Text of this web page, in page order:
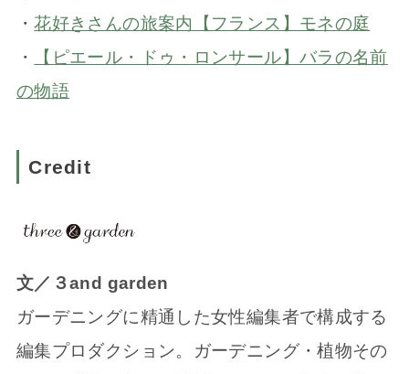
・花好きさんの旅案内【フランス】モネの庭
・
【ピエール・ドゥ・ロンサール】バラの名前
の物語
Credit
文／３and garden
ガーデニングに精通した女性編集者で構成する
編集プロダクション。ガーデニング・植物その